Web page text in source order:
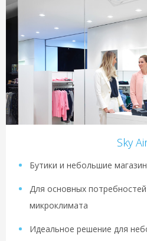
Sky
Бутики и небольшие
Для основных
микроклимата
Идеальное решение для